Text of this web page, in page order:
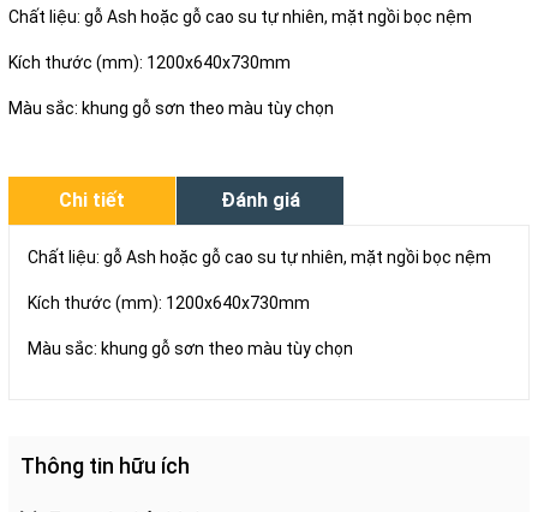
Chất liệu: gỗ Ash hoặc gỗ cao su tự nhiên, mặt ngồi bọc nệm
Kích thước (mm): 1200x640x730mm
Màu sắc: khung gỗ sơn theo màu tùy chọn
Chi tiết Đánh giá
Chất liệu: gỗ Ash hoặc gỗ cao su tự nhiên, mặt ngồi bọc nệm
Kích thước (mm): 1200x640x730mm
Màu sắc: khung gỗ sơn theo màu tùy chọn
Thông tin hữu ích